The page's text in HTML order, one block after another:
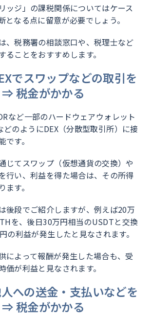
ッジ」の課税関係についてはケース
となる点に留意が必要でしょう。
、税務署の相談窓口や、税理士など
ることをおすすめします。
でスワップなどの取引を
税金がかかる
など一部のハードウェアウォレット
のようにDEX（分散型取引所）に接
す。
じてスワップ（仮想通貨の交換）や
行い、利益を得た場合は、その所得
す。
後段でご紹介しますが、例えば20万
を、後日30万円相当のUSDTと交換
の利益が発生したと見なされます。
によって報酬が発生した場合も、受
価が利益と見なされます。
への送金・支払いなどを
税金がかかる